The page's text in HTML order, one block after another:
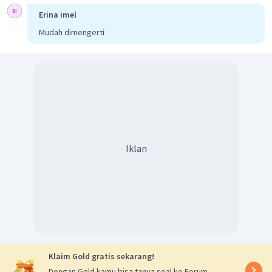
Erina imel
Mudah dimengerti
Iklan
Klaim Gold gratis sekarang!